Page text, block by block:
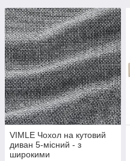
VIMLE Чохол на кутовий
диван 5-місний - з
широкими